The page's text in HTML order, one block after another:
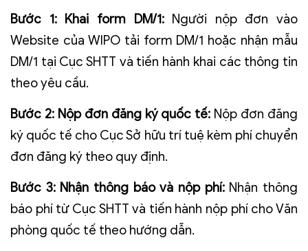
Bước 1: Khai form DM/1: Người nộp đơn vào
Website của WIPO tải form DM/1 hoặc nhận mẫu
DM/1 tại Cục SHTT và tiến hành khai các thông tin
theo yêu cầu.
Bước 2: Nộp đơn đăng ký quốc tế: Nộp đơn đăng
ký quốc tế cho Cục Sở hữu trí tuệ kèm phí chuyển
đơn đăng ký theo quy định.
Bước 3: Nhận thông báo và nộp phí: Nhận thông
báo phí từ Cục SHTT và tiến hành nộp phí cho Văn
phòng quốc tế theo hướng dẫn.